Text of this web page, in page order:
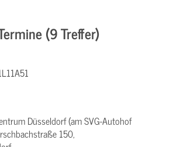
(9 Treffer)
Düsseldorf (am SVG-Autohof
150,